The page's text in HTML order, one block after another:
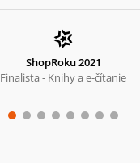
ShopRoku 2021
Finalista - Knihy a e-čítanie